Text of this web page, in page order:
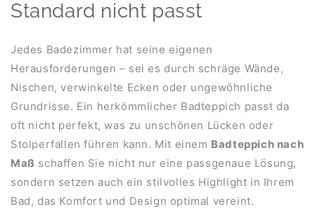
Standard nicht passt
Jedes Badezimmer hat seine eigenen
Herausforderungen – sei es durch schräge Wände,
Nischen, verwinkelte Ecken oder ungewöhnliche
Grundrisse. Ein herkömmlicher Badteppich passt da
oft nicht perfekt, was zu unschönen Lücken oder
Stolperfallen führen kann. Mit einem Badteppich nach
Maß schaffen Sie nicht nur eine passgenaue Lösung,
sondern setzen auch ein stilvolles Highlight in Ihrem
Bad, das Komfort und Design optimal vereint.